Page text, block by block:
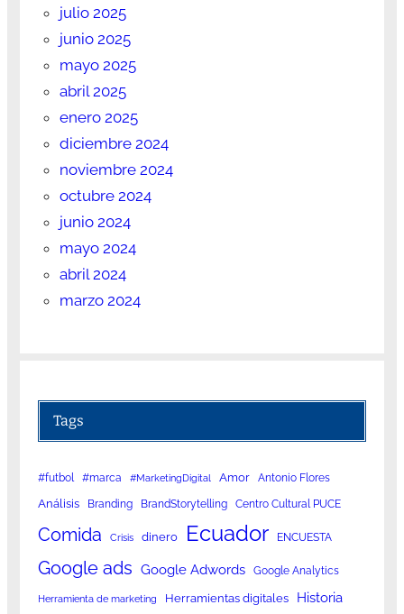
julio 2025
junio 2025
mayo 2025
abril 2025
enero 2025
diciembre 2024
noviembre 2024
octubre 2024
junio 2024
mayo 2024
abril 2024
marzo 2024
Tags
#futbol #marca #MarketingDigital Amor Antonio Flores
Análisis Branding BrandStorytelling Centro Cultural PUCE
Comida Crisis dinero Ecuador ENCUESTA
Google ads Google Adwords Google Analytics
Herramienta de marketing Herramientas digitales Historia